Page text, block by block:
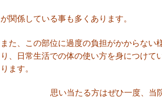
が関係している事も多くあります。
また、この部位に過度の負担がかからない
り、日常生活での体の使い方を身につけて
ります。
思い当たる方はぜひ一度、当